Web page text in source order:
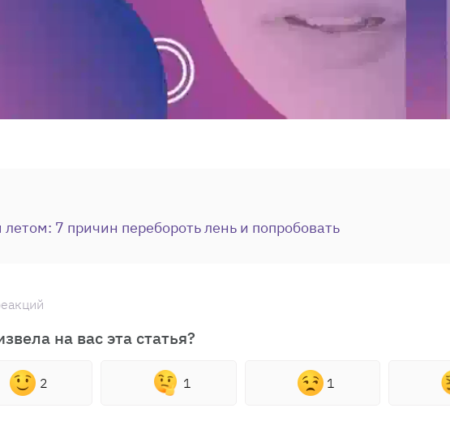
7 причин перебороть лень и попробовать
на вас эта статья?
2 1 1